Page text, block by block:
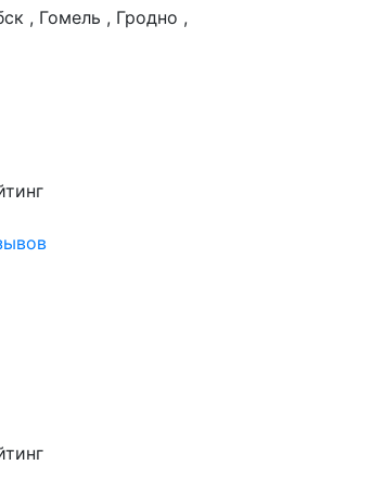
, Гомель , Гродно ,